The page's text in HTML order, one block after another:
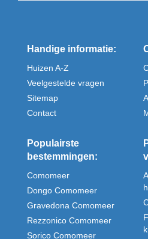
Handige informatie:
Huizen A-Z
Veelgestelde vragen
Sitemap
Contact
Populairste
bestemmingen:
Comomeer
Dongo Comomeer
Gravedona Comomeer
Rezzonico Comomeer
Sorico Comomeer